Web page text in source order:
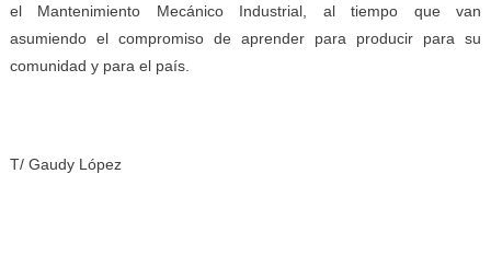
el Mantenimiento Mecánico Industrial, al tiempo que van
asumiendo el compromiso de aprender para producir para su
comunidad y para el país.
T/ Gaudy López